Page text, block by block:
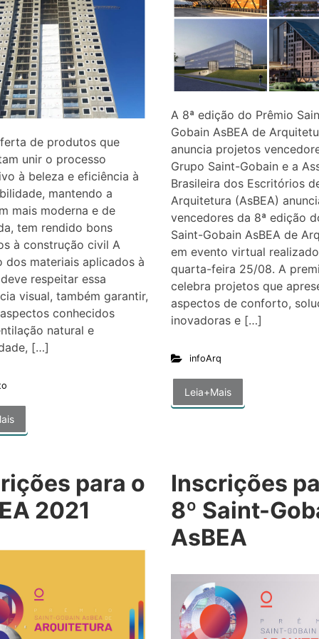
de produtos que
unir o processo
à beleza e eficiência à
mantendo a
mais moderna e de
tem rendido bons
à construção civil A
dos materiais aplicados à
respeitar essa
visual, também garantir,
conhecidos
natural e
[…]
A 8ª edição do Prêmio
Gobain AsBEA de
anuncia projetos
Grupo Saint-Gobain e a
Brasileira dos Escritórios
Arquitetura (AsBEA)
vencedores da 8ª edição
Saint-Gobain AsBEA de
em evento virtual
quarta-feira 25/08. A
celebra projetos que
aspectos de conforto,
inovadoras e […]
infoArq
Leia+Mais
para o
2021
Inscrições
8º Saint-
AsBEA